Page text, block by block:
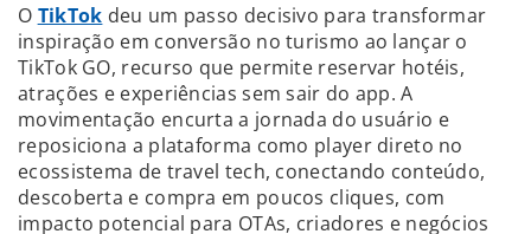
O TikTok deu um passo decisivo para transformar
inspiração em conversão no turismo ao lançar o
TikTok GO, recurso que permite reservar hotéis,
atrações e experiências sem sair do app. A
movimentação encurta a jornada do usuário e
reposiciona a plataforma como player direto no
ecossistema de travel tech, conectando conteúdo,
descoberta e compra em poucos cliques, com
impacto potencial para OTAs, criadores e negócios